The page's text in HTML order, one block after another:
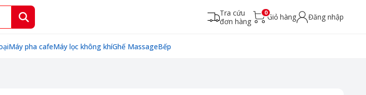
Tra cứu
đơn hàng
0Giỏ hàng Đăng nhập
Máy pha cafeMáy lọc không khíGhế MassageBếp